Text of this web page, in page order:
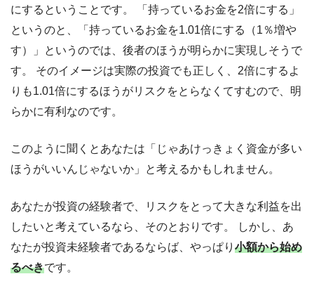
にするということです。 「持っているお金を2倍にする」
というのと、「持っているお金を1.01倍にする（1％増や
す）」というのでは、後者のほうが明らかに実現しそうで
す。 そのイメージは実際の投資でも正しく、2倍にするよ
りも1.01倍にするほうがリスクをとらなくてすむので、明
らかに有利なのです。
このように聞くとあなたは「じゃあけっきょく資金が多い
ほうがいいんじゃないか」と考えるかもしれません。
あなたが投資の経験者で、リスクをとって大きな利益を出
したいと考えているなら、そのとおりです。 しかし、あ
なたが投資未経験者であるならば、やっぱり 小額から始め
るべきです。